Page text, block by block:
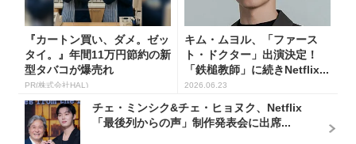
『カートン買い、ダメ。ゼッ
タイ。』年間11万円節約の新
型タバコが爆売れ
PR(株式会社HAL)
キム・ムヨル、「ファース
ト・ドクター」出演決定！
「鉄槌教師」に続きNetflix...
2026.06.23
チェ・ミンシク&チェ・ヒョヌク、Netflix
「最後列からの声」制作発表会に出席...